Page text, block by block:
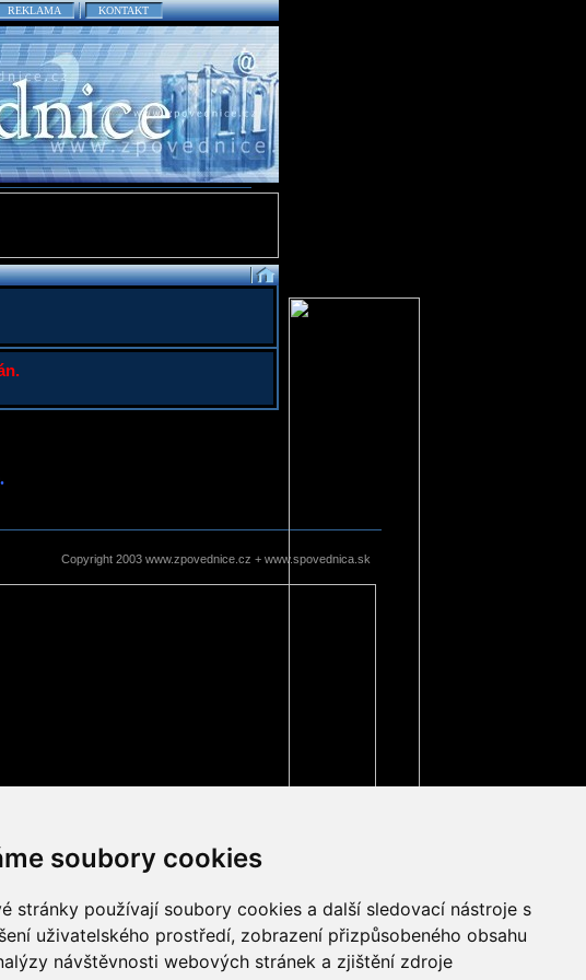
soubory cookies
stránky používají soubory cookies a další sledovací nástroje s
uživatelského prostředí, zobrazení přizpůsobeného obsahu
návštěvnosti webových stránek a zjištění zdroje
REKLAMA KONTAKT
Copyright 2003 www.zpovednice.cz + www.spovednica.sk